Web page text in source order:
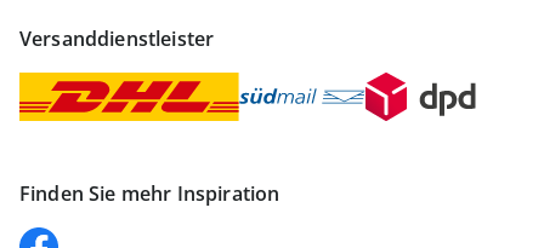
Versanddienstleister
Finden Sie mehr Inspiration